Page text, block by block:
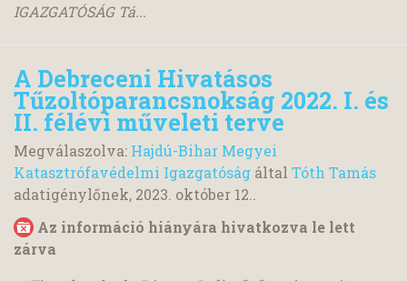
IGAZGATÓSÁG Tá...
A Debreceni Hivatásos
Tűzoltóparancsnokság 2022. I. és
II. félévi műveleti terve
Megválaszolva: Hajdú-Bihar Megyei
Katasztrófavédelmi Igazgatóság által Tóth Tamás
adatigénylőnek, 2023. október 12..
Az információ hiányára hivatkozva le lett
zárva